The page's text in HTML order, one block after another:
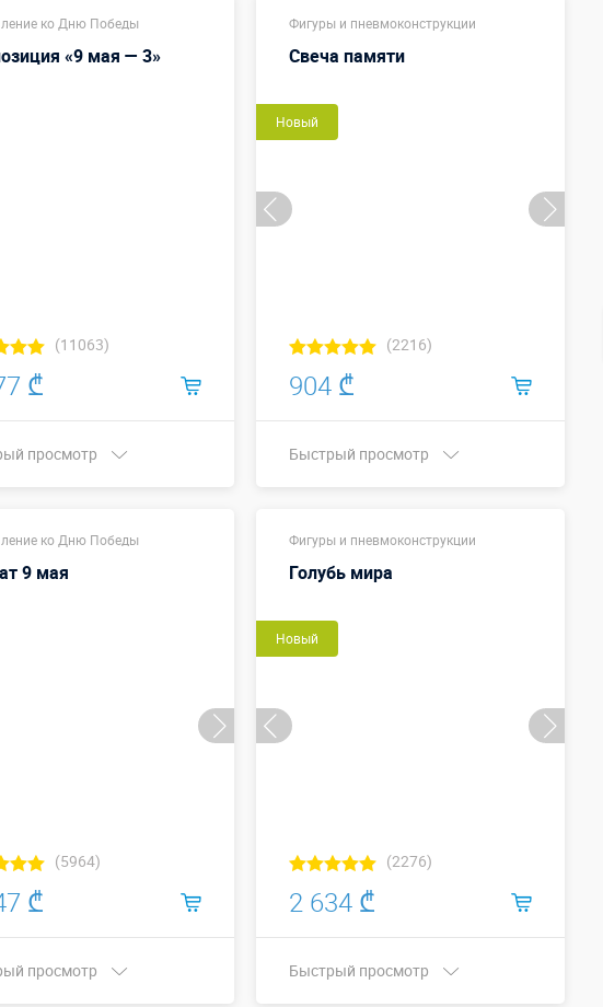
ко Дню Победы
«9 мая — 3»
(11063)
₾
просмотр
Фигуры и пневмоконструкции
Свеча памяти
Новый
(2216)
904 ₾
Быстрый просмотр
ко Дню Победы
9 мая
(5964)
₾
просмотр
Фигуры и пневмоконструкции
Голубь мира
Новый
(2276)
2 634 ₾
Быстрый просмотр